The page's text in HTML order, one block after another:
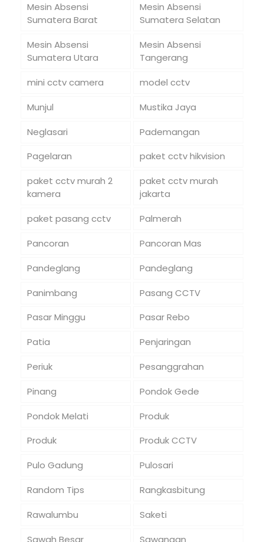
Mesin Absensi
Sumatera Barat
Mesin Absensi
Sumatera Selatan
Mesin Absensi
Sumatera Utara
Mesin Absensi
Tangerang
mini cctv camera
model cctv
Munjul
Mustika Jaya
Neglasari
Pademangan
Pagelaran
paket cctv hikvision
paket cctv murah 2
kamera
paket cctv murah
jakarta
paket pasang cctv
Palmerah
Pancoran
Pancoran Mas
Pandeglang
Pandeglang
Panimbang
Pasang CCTV
Pasar Minggu
Pasar Rebo
Patia
Penjaringan
Periuk
Pesanggrahan
Pinang
Pondok Gede
Pondok Melati
Produk
Produk
Produk CCTV
Pulo Gadung
Pulosari
Random Tips
Rangkasbitung
Rawalumbu
Saketi
Sawah Besar
Sawangan